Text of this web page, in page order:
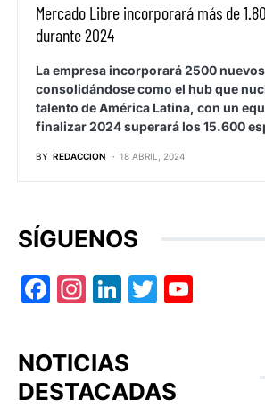
Mercado Libre incorporará más de
durante 2024
La empresa incorporará 2500
consolidándose como el hub que
talento de América Latina, con un
finalizar 2024 superará los 15.600
BY REDACCION 18 ABRIL, 2024
SÍGUENOS
Facebook
Instagram
LinkedIn
Twitter
NOTICIAS
DESTACADAS